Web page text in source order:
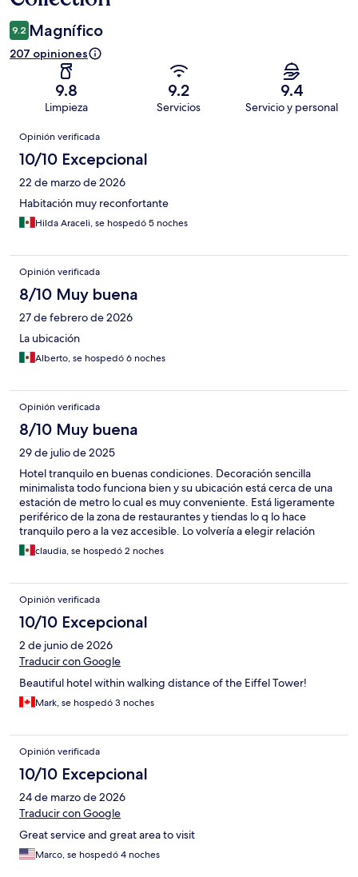
9.2 Magnífico
207 opiniones
9.8
Limpieza
9.2
Servicios
9.4
Servicio y personal
Opiniones
Opinión verificada
10/10 Excepcional
22 de marzo de 2026
Habitación muy reconfortante
Hilda Araceli, se hospedó 5 noches
Opinión verificada
8/10 Muy buena
27 de febrero de 2026
La ubicación
Alberto, se hospedó 6 noches
Opinión verificada
8/10 Muy buena
29 de julio de 2025
Hotel tranquilo en buenas condiciones. Decoración sencilla
minimalista todo funciona bien y su ubicación está cerca de una
estación de metro lo cual es muy conveniente. Está ligeramente
periférico de la zona de restaurantes y tiendas lo q lo hace
tranquilo pero a la vez accesible. Lo volvería a elegir relación
costo beneficio.
claudia, se hospedó 2 noches
Opinión verificada
10/10 Excepcional
2 de junio de 2026
Traducir con Google
Beautiful hotel within walking distance of the Eiffel Tower!
Mark, se hospedó 3 noches
Opinión verificada
10/10 Excepcional
24 de marzo de 2026
Traducir con Google
Great service and great area to visit
Marco, se hospedó 4 noches